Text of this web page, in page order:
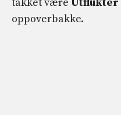
oppoverbakke.